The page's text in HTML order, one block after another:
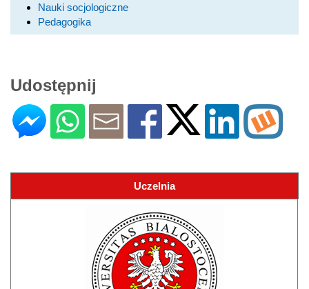
Nauki socjologiczne
Pedagogika
Udostępnij
Uczelnia